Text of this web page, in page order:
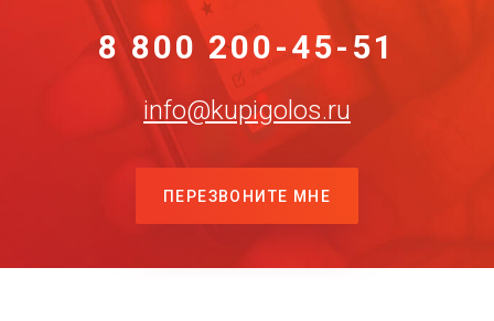
8 800 200-45-51
info@kupigolos.ru
ПЕРЕЗВОНИТЕ МНЕ